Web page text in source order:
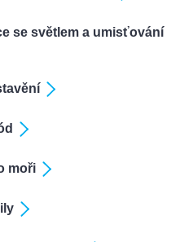
se světlem a umisťování
moři